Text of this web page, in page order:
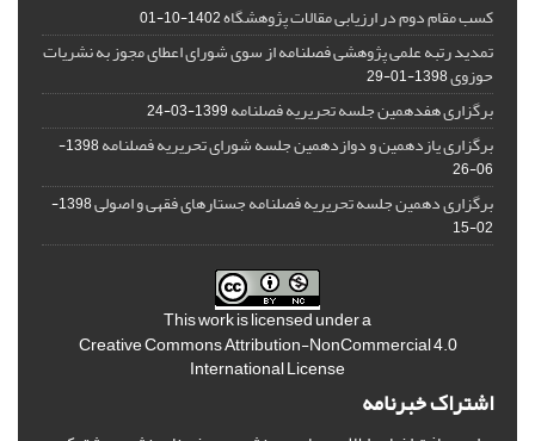
کسب مقام دوم در ارزیابی مقالات پژوهشگاه1402-10-01
تمدید رتبه علمی پژوهشی فصلنامه از سوی شورای اعطای مجوز به نشریات
حوزوی1398-01-29
برگزاری هفدهمین جلسه تحریریه فصلنامه1399-03-24
برگزاری یازدهمین و دوازدهمین جلسه شورای تحریریه فصلنامه
1398-
06-26
برگزاری دهمین جلسه تحریریه فصلنامه جستارهای فقهی و اصولی
1398-
02-15
This work is licensed under a
Creative Commons Attribution-NonCommercial 4.0
International License
اشتراک خبرنامه